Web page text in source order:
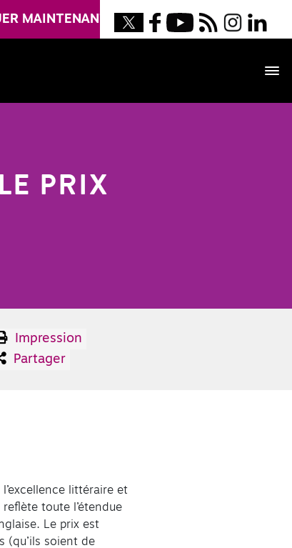
MAINTENANT
PRIX
Impression
Partager
littéraire et
toute l’étendue
Le prix est
(qu’ils soient de